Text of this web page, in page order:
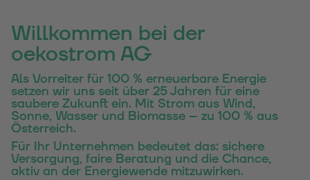
Willkommen bei der
oekostrom AG
Als Vorreiter für 100 % erneuerbare Energie
setzen wir uns seit über 25 Jahren für eine
saubere Zukunft ein. Mit Strom aus Wind,
Sonne, Wasser und Biomasse – zu 100 % aus
Österreich.
Für Ihr Unternehmen bedeutet das: sichere
Versorgung, faire Beratung und die Chance,
aktiv an der Energiewende mitzuwirken.